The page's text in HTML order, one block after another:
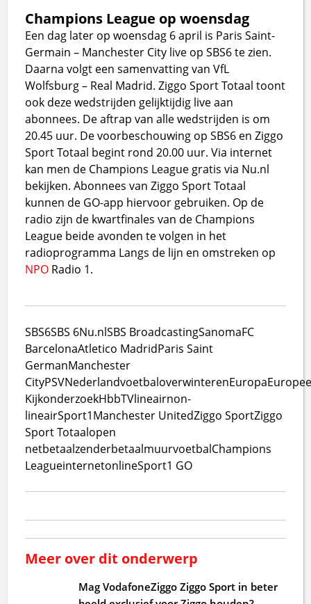
Champions League op woensdag
Een dag later op woensdag 6 april is Paris Saint-
Germain – Manchester City live op SBS6 te zien.
Daarna volgt een samenvatting van VfL
Wolfsburg – Real Madrid. Ziggo Sport Totaal toont
ook deze wedstrijden gelijktijdig live aan
abonnees. De aftrap van alle wedstrijden is om
20.45 uur. De voorbeschouwing op SBS6 en Ziggo
Sport Totaal begint rond 20.00 uur. Via internet
kan men de Champions League gratis via Nu.nl
bekijken. Abonnees van Ziggo Sport Totaal
kunnen de GO-app hiervoor gebruiken. Op de
radio zijn de kwartfinales van de Champions
League beide avonden te volgen in het
radioprogramma Langs de lijn en omstreken op
NPO Radio 1.
SBS6SBS 6Nu.nlSBS BroadcastingSanomaFC
BarcelonaAtletico MadridParis Saint
GermanManchester
CityPSVNederlandvoetbaloverwinterenEuropa
KijkonderzoekHbbTVlineairnon-
lineairSport1Manchester UnitedZiggo SportZiggo
Sport Totaalopen
netbetaalzenderbetaalmuurvoetbalChampions
LeagueinternetonlineSport1 GO
Meer over dit onderwerp
Mag VodafoneZiggo Ziggo Sport in beter